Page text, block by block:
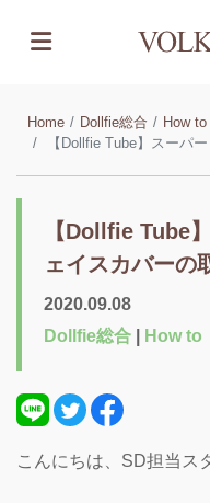
Home Dollfie総合
How to
【Dollfie Tube】スーパー
【Dollfie Tube
ェイスカバーの
2020.09.08
Dollfie総合
How to
こんにちは、SD担当ス